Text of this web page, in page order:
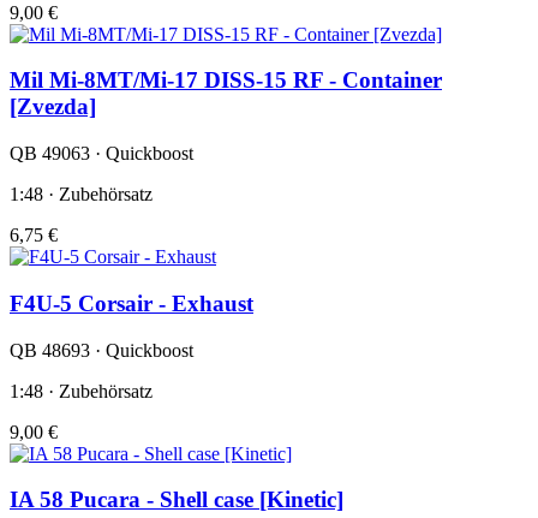
9,00 €
Mil Mi-8MT/Mi-17 DISS-15 RF - Container
[Zvezda]
QB 49063 · Quickboost
1:48 · Zubehörsatz
6,75 €
F4U-5 Corsair - Exhaust
QB 48693 · Quickboost
1:48 · Zubehörsatz
9,00 €
IA 58 Pucara - Shell case [Kinetic]